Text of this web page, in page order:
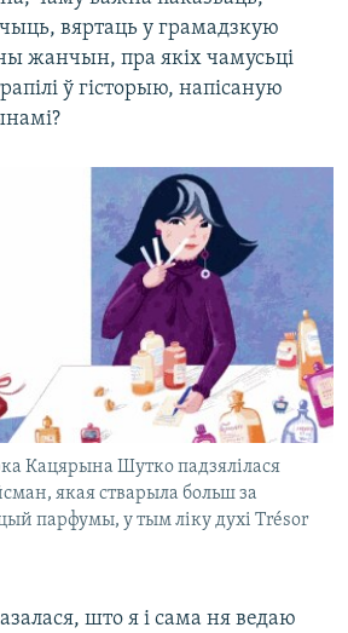
вяртаць у грамадзкую
жанчын, пра якіх чамусьці
ў гісторыю, напісаную
Кацярына Шутко падзялілася
якая стварыла больш за
парфумы, у тым ліку духі Trésor
што я і сама ня ведаю